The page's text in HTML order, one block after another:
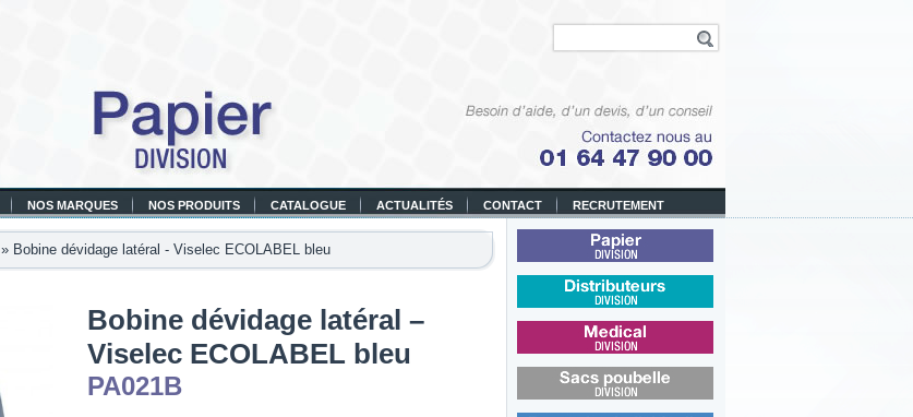
NOS MARQUES NOS PRODUITS CATALOGUE ACTUALITÉS CONTACT RECRUTEMENT
» Bobine dévidage latéral - Viselec ECOLABEL bleu
Bobine dévidage latéral –
Viselec ECOLABEL bleu
PA021B